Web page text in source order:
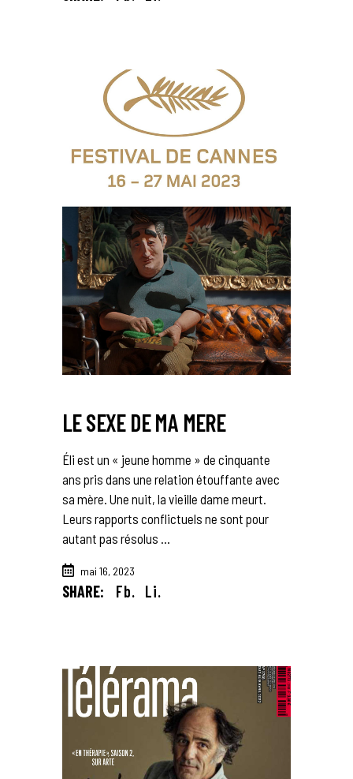
LE SEXE DE MA MERE
Éli est un « jeune homme » de cinquante
ans pris dans une relation étouffante avec
sa mère. Une nuit, la vieille dame meurt.
Leurs rapports conflictuels ne sont pour
autant pas résolus
mai 16, 2023
SHARE: Fb. Li.